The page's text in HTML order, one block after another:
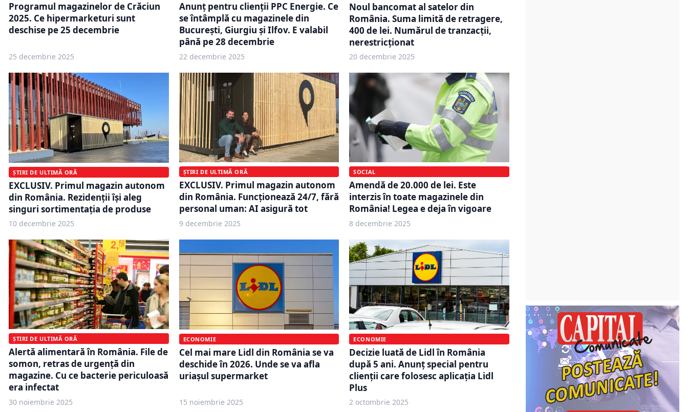
Programul magazinelor de Crăciun
2025. Ce hipermarketuri sunt
deschise pe 25 decembrie
25 decembrie 2025
Anunț pentru clienții PPC Energie. Ce
se întâmplă cu magazinele din
București, Giurgiu și Ilfov. E valabil
până pe 28 decembrie
22 decembrie 2025
Noul bancomat al satelor din
România. Suma limită de retragere,
400 de lei. Numărul de tranzacții,
nerestricționat
20 decembrie 2025
ȘTIRI DE ULTIMĂ ORĂ
EXCLUSIV. Primul magazin autonom
din România. Rezidenții își aleg
singuri sortimentația de produse
10 decembrie 2025
ȘTIRI DE ULTIMĂ ORĂ
EXCLUSIV. Primul magazin autonom
din România. Funcționează 24/7, fără
personal uman: AI asigură tot
9 decembrie 2025
SOCIAL
Amendă de 20.000 de lei. Este
interzis în toate magazinele din
România! Legea e deja în vigoare
8 decembrie 2025
ȘTIRI DE ULTIMĂ ORĂ
Alertă alimentară în România. File de
somon, retras de urgență din
magazine. Cu ce bacterie periculoasă
era infectat
30 noiembrie 2025
ECONOMIE
Cel mai mare Lidl din România se va
deschide în 2026. Unde se va afla
uriașul supermarket
15 noiembrie 2025
ECONOMIE
Decizie luată de Lidl în România
după 5 ani. Anunț special pentru
clienții care folosesc aplicația Lidl
Plus
2 octombrie 2025